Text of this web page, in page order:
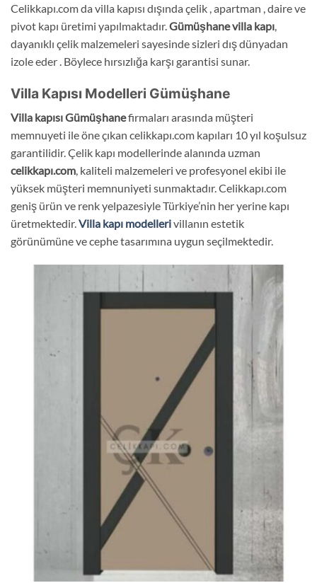
Celikkapı.com da villa kapısı dışında çelik , apartman , daire ve
pivot kapı üretimi yapılmaktadır.Gümüşhanevilla kapı,
dayanıklı çelik malzemeleri sayesinde sizleri dış dünyadan
izole eder . Böylece hırsızlığa karşı garantisi sunar.
Villa Kapısı Modelleri Gümüşhane
Villa kapısı Gümüşhanefirmaları arasında müşteri
memnuyeti ile öne çıkan celikkapı.com kapıları 10 yıl koşulsuz
garantilidir. Çelik kapı modellerinde alanında uzman
celikkapı.com, kaliteli malzemeleri ve profesyonel ekibi ile
yüksek müşteri memnuniyeti sunmaktadır. Celikkapı.com
geniş ürün ve renk yelpazesiyle Türkiye’nin her yerine kapı
üretmektedir.Villa kapı modellerivillanın estetik
görünümüne ve cephe tasarımına uygun seçilmektedir.